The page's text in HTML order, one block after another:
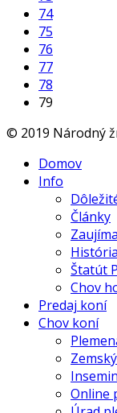
74
75
76
77
78
79
© 2019 Národný
Domov
Info
Články
História
Štatút
Chov
Predaj koní
Chov koní
Online